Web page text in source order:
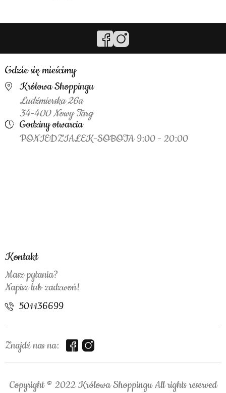
Gdzie się mieścimy
Królowa Shoppingu
Ludźmierska 26a
34-400 Nowy Targ
Godziny otwarcia
PONIEDZIAŁEK-SOBOTA 9:00 - 20:00
Kontakt
Masz pytania?
Napisz lub zadzwoń!
501136699
Znajdź nas na:
Copyright © 2022 Królowa Shoppingu All rights reserved